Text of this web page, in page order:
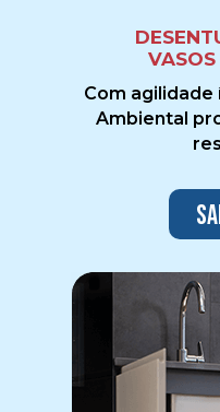
Com agilidade
Ambiental